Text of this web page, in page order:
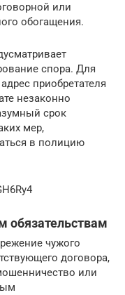
или
обогащения.
спора. Для
приобретателя
незаконно
срок
мер,
в полицию
обязательствам
чужого
договора,
или